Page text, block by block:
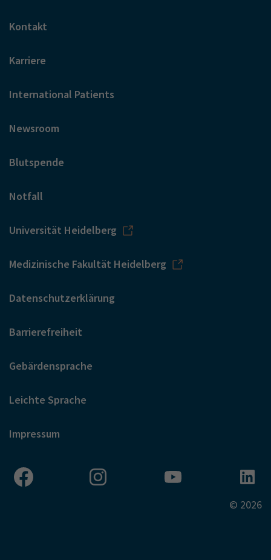
Kontakt
Karriere
International Patients
Newsroom
Blutspende
Notfall
Universität Heidelberg
Medizinische Fakultät Heidelberg
Datenschutzerklärung
Barrierefreiheit
Gebärdensprache
Leichte Sprache
Impressum
© 2026